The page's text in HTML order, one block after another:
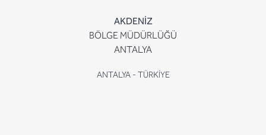
AKDENİZ
BÖLGE MÜDÜRLÜĞÜ
ANTALYA
ANTALYA - TÜRKİYE